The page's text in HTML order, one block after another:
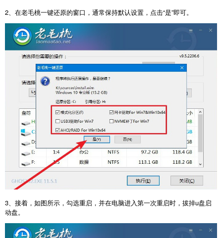
2、在老毛桃一键还原的窗口，通常保持默认设置，点击“是”即可。
3、接着，如图所示，勾选重启，并在电脑进入第一次重启时，拔掉u盘启
动盘。